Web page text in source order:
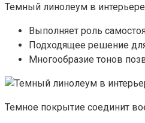
Темный линолеум в
Выполняет роль
Подходящее решение
Многообразие тонов
Темное покрытие соединит